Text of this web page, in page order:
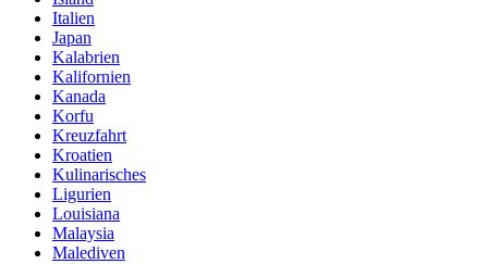
Italien
Japan
Kalabrien
Kalifornien
Kanada
Korfu
Kreuzfahrt
Kroatien
Kulinarisches
Ligurien
Louisiana
Malaysia
Malediven